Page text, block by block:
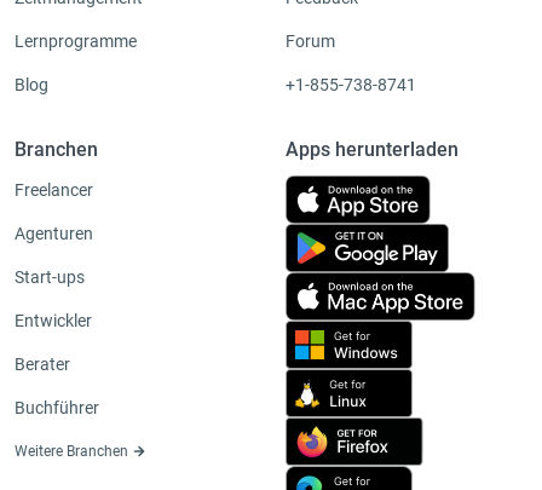
Lernprogramme
Blog
Branchen
Freelancer
Agenturen
Start-ups
Entwickler
Berater
Buchführer
Weitere Branchen
Forum
+1-855-738-8741
Apps herunterladen